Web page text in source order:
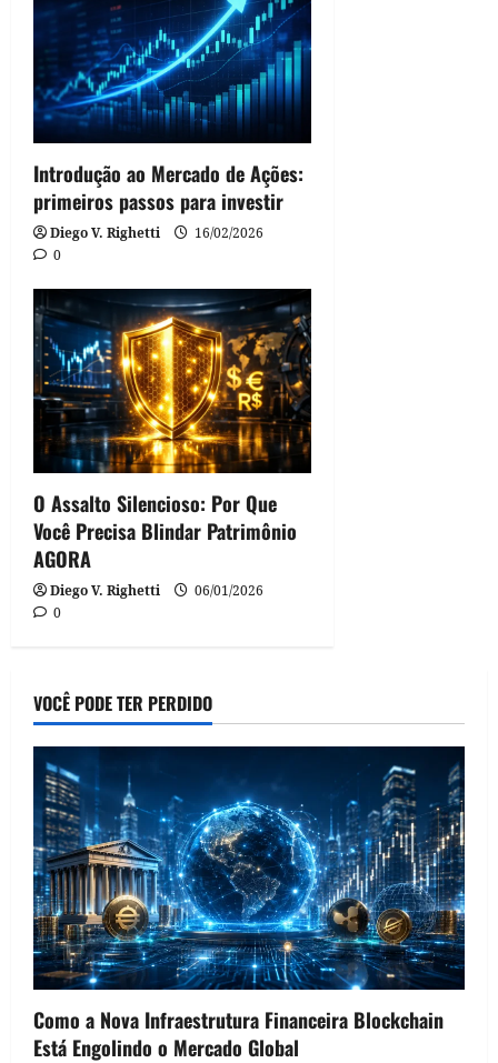
Introdução ao Mercado de Ações:
primeiros passos para investir
Diego V. Righetti
16/02/2026
0
O Assalto Silencioso: Por Que
Você Precisa Blindar Patrimônio
AGORA
Diego V. Righetti
06/01/2026
0
VOCÊ PODE TER PERDIDO
Como a Nova Infraestrutura Financeira Blockchain
Está Engolindo o Mercado Global